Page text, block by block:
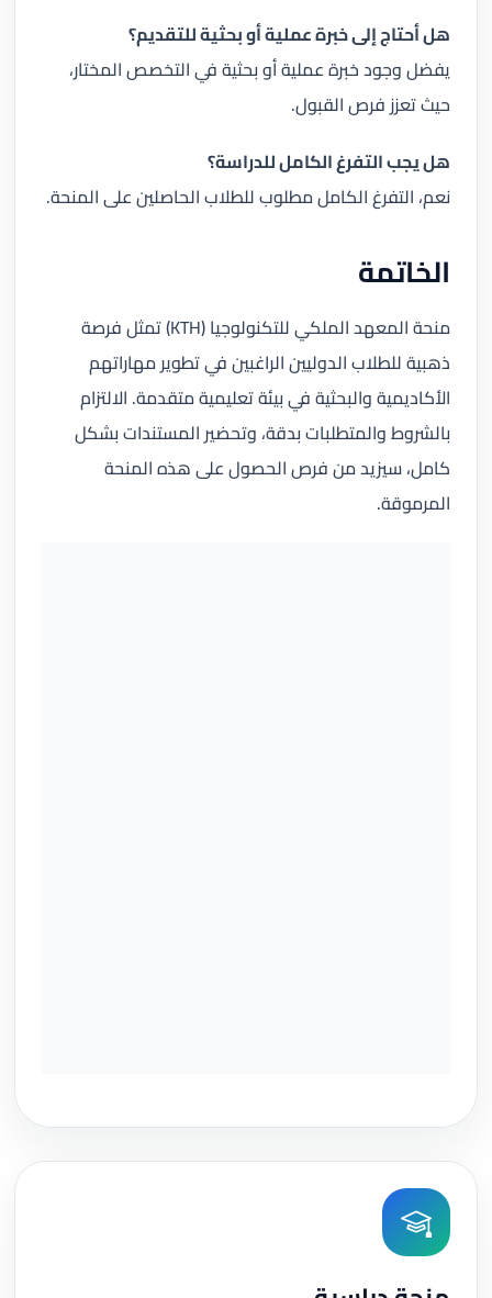
هل أحتاج إلى خبرة عملية أو بحثية للتقديم؟
يفضل وجود خبرة عملية أو بحثية في التخصص المختار،
حيث تعزز فرص القبول.
هل يجب التفرغ الكامل للدراسة؟
نعم، التفرغ الكامل مطلوب للطلاب الحاصلين على المنحة.
الخاتمة
منحة المعهد الملكي للتكنولوجيا (KTH) تمثل فرصة
ذهبية للطلاب الدوليين الراغبين في تطوير مهاراتهم
الأكاديمية والبحثية في بيئة تعليمية متقدمة. الالتزام
بالشروط والمتطلبات بدقة، وتحضير المستندات بشكل
كامل، سيزيد من فرص الحصول على هذه المنحة
المرموقة.